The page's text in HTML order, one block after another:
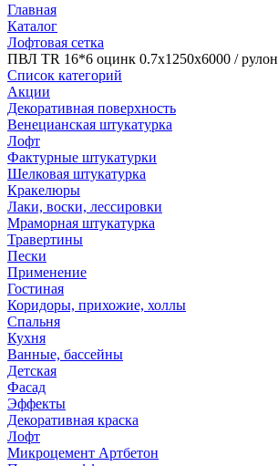
Главная
Каталог
Лофтовая сетка
ПВЛ TR 16*6 оцинк 0.7х1250х6000 / рулон
Список категорий
Акции
Декоративная поверхность
Венецианская штукатурка
Лофт
Фактурные штукатурки
Шелковая штукатурка
Кракелюры
Лаки, воски, лессировки
Мраморная штукатурка
Травертины
Пески
Применение
Гостиная
Коридоры, прихожие, холлы
Спальня
Кухня
Ванные, бассейны
Детская
Фасад
Эффекты
Декоративная краска
Лофт
Микроцемент Артбетон